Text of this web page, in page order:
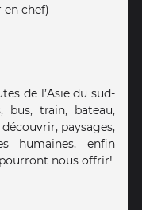
en chef)
de l’Asie du sud-
bus, train, bateau,
paysages,
humaines, enfin
nous offrir!